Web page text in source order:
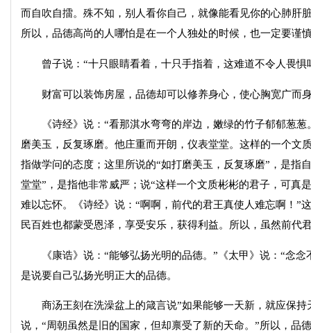
而自吹自擂。殊不知，别人看你自己，就像能看见你的心肺肝
所以，品德高尚的人哪怕是在一个人独处的时候，也一定要谨
曾子说：“十只眼睛看着，十只手指着，这难道不令人畏惧
财富可以装饰房屋，品德却可以修养身心，使心胸宽广而
《诗经》说：“看那淇水弯弯的岸边，嫩绿的竹子郁郁葱葱
磨美玉，反复琢磨。他庄重而开朗，仪表堂堂。这样的一个文
指做学问的态度；这里所说的“如打磨美玉，反复琢磨”，是指
堂堂”，是指他非常威严；说“这样一个文质彬彬的君子，可真
难以忘怀。《诗经》说：“啊啊，前代的君王真使人难忘啊！”
民百姓也都蒙受恩泽，享受安乐，获得利益。所以，虽然前代
《康诰》说：“能够弘扬光明的品德。”《太甲》说：“念念
是说要自己弘扬光明正大的品德。
商汤王刻在洗澡盆上的箴言说”如果能够一天新，就应保持
说，“周朝虽然是旧的国家，但却禀受了新的天命。”所以，品